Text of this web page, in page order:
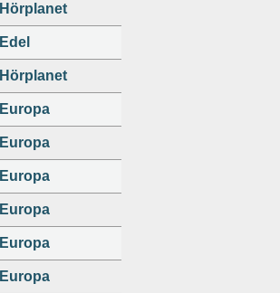
Hörplanet
Edel
Hörplanet
Europa
Europa
Europa
Europa
Europa
Europa